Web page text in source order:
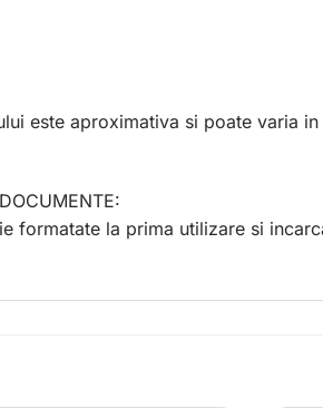
este aproximativa si poate varia
formatate la prima utilizare si